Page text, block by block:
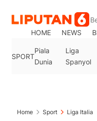
HOME
NEWS
SPORT
Piala
Dunia
Liga
Spanyol
Home Sport Liga Italia